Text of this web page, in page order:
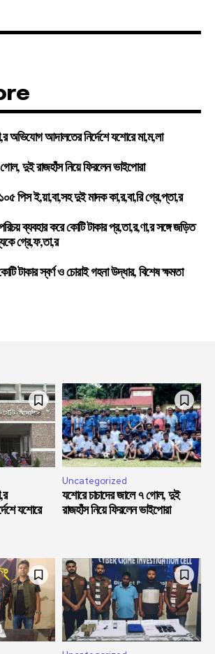
অভিযোগ আদালতের নির্দেশে যশোরে মা,ম,লা
দুই রাজহাঁস নিয়ে ফিরলেন ভাইপোরা
পিস ই,য়া,বা,সহ দুই মাদক কা,র,বা,রি গ্রে,প্তা,র
ব্যবহার করে কোটি টাকার প্র,তা,র,ণা,র সঙ্গে জড়িত
গ্রে,ফ,তা,র
টাকার স্বর্ণ ও চোরাই গহনা উদ্ধার, বিশেষ ক্ষমতা
যশোরে
Uncategorized
যশোরে চাচাদের জালে ৭ গোল, দুই
রাজহাঁস নিয়ে ফিরলেন ভাইপোরা